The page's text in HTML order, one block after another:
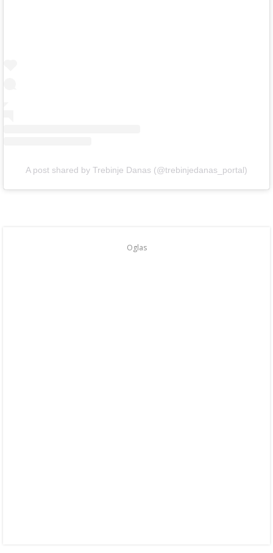
A post shared by Trebinje Danas (@trebinjedanas_portal)
Oglas